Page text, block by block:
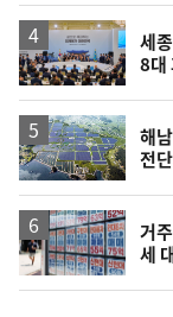
세
8대
해
전
거
세